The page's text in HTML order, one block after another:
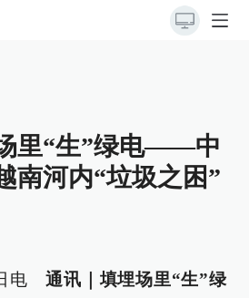
里“生”绿电——中
南河内“垃圾之困”
日电通讯｜填埋场里“生”绿